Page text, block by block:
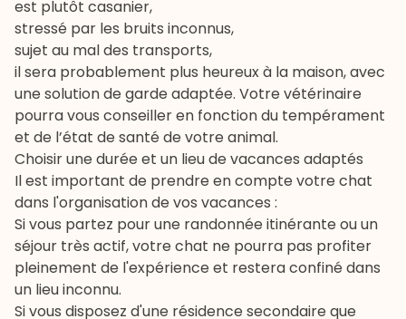
est plutôt casanier,
stressé par les bruits inconnus,
sujet au mal des transports,
il sera probablement plus heureux à la maison, avec
une solution de garde adaptée. Votre vétérinaire
pourra vous conseiller en fonction du tempérament
et de l’état de santé de votre animal.
Choisir une durée et un lieu de vacances adaptés
Il est important de prendre en compte votre chat
dans l'organisation de vos vacances :
Si vous partez pour une randonnée itinérante ou un
séjour très actif, votre chat ne pourra pas profiter
pleinement de l'expérience et restera confiné dans
un lieu inconnu.
Si vous disposez d'une résidence secondaire que